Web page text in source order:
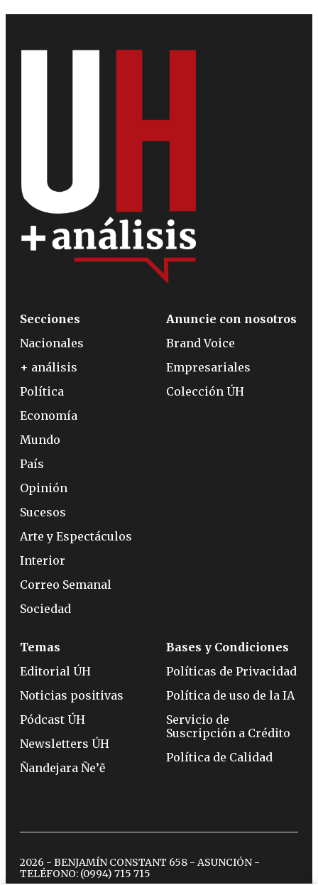
Secciones
Nacionales
+ análisis
Política
Economía
Mundo
País
Opinión
Sucesos
Arte y Espectáculos
Interior
Correo Semanal
Sociedad
Anuncie con nosotros
Brand Voice
Empresariales
Colección ÚH
Temas
Editorial ÚH
Noticias positivas
Pódcast ÚH
Newsletters ÚH
Ñandejara Ñe’ẽ
Bases y Condiciones
Políticas de Privacidad
Política de uso de la IA
Servicio de
Suscripción a Crédito
Política de Calidad
2026 - BENJAMÍN CONSTANT 658 - ASUNCIÓN -
TELÉFONO: (0994) 715 715